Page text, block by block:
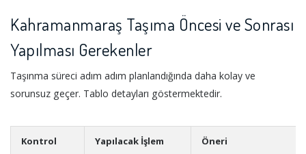
Kahramanmaraş Taşıma Öncesi ve Sonrası
Yapılması Gerekenler
Taşınma süreci adım adım planlandığında daha kolay ve
sorunsuz geçer. Tablo detayları göstermektedir.
Kontrol Yapılacak İşlem Öneri